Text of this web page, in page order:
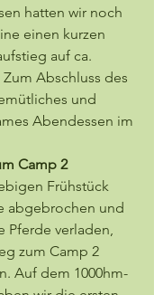
hatten wir noch
einen kurzen
auf ca.
Abschluss des
und
Abendessen im
Camp 2
Frühstück
abgebrochen und
Pferde verladen,
zum Camp 2
Auf dem 1000hm-